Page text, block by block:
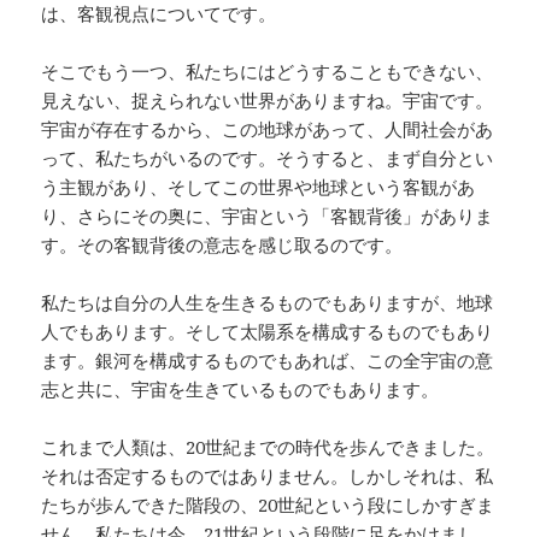
は、客観視点についてです。
そこでもう一つ、私たちにはどうすることもできない、
見えない、捉えられない世界がありますね。宇宙です。
宇宙が存在するから、この地球があって、人間社会があ
って、私たちがいるのです。そうすると、まず自分とい
う主観があり、そしてこの世界や地球という客観があ
り、さらにその奥に、宇宙という「客観背後」がありま
す。その客観背後の意志を感じ取るのです。
私たちは自分の人生を生きるものでもありますが、地球
人でもあります。そして太陽系を構成するものでもあり
ます。銀河を構成するものでもあれば、この全宇宙の意
志と共に、宇宙を生きているものでもあります。
これまで人類は、20世紀までの時代を歩んできました。
それは否定するものではありません。しかしそれは、私
たちが歩んできた階段の、20世紀という段にしかすぎま